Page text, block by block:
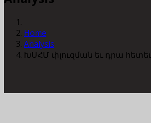
Home
Analysis
ԽՍՀՄ փլուզման եւ դրա